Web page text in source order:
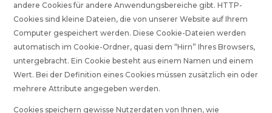
andere Cookies für andere Anwendungsbereiche gibt. HTTP-
Cookies sind kleine Dateien, die von unserer Website auf Ihrem
Computer gespeichert werden. Diese Cookie-Dateien werden
automatisch im Cookie-Ordner, quasi dem “Hirn” Ihres Browsers,
untergebracht. Ein Cookie besteht aus einem Namen und einem
Wert. Bei der Definition eines Cookies müssen zusätzlich ein oder
mehrere Attribute angegeben werden.
Cookies speichern gewisse Nutzerdaten von Ihnen, wie